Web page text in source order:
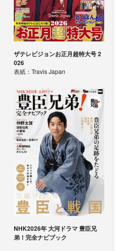
ザテレビジョンお正月超特大号 2
026
表紙：Travis Japan
NHK2026年 大河ドラマ 豊臣兄
弟！完全ナビブック